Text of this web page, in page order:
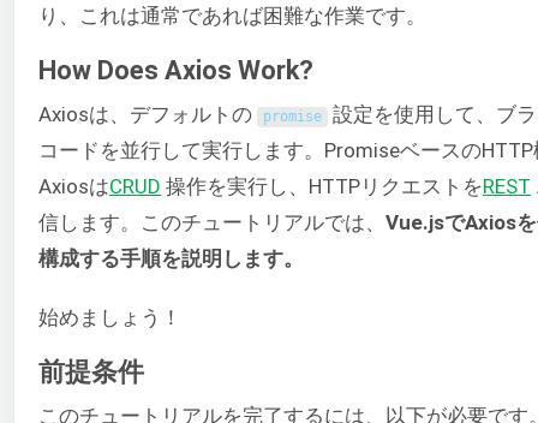
り、これは通常であれば困難な作業です。
How Does Axios Work?
Axiosは、デフォルトの promise 設定を使用して、ブ
コードを並行して実行します。Promiseベースの
AxiosはCRUD 操作を実行し、HTTPリクエストをREST
信します。このチュートリアルでは、 Vue.jsでAxios
構成する手順を説明します。
始めましょう！
前提条件
このチュートリアルを完了するには、以下が必要です